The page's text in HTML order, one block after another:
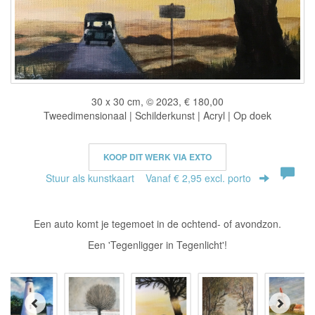
30 x 30 cm, © 2023, € 180,00
Tweedimensionaal | Schilderkunst | Acryl | Op doek
KOOP DIT WERK VIA EXTO
Stuur als kunstkaart Vanaf € 2,95 excl. porto
Een auto komt je tegemoet in de ochtend- of avondzon.
Een 'Tegenligger in Tegenlicht'!